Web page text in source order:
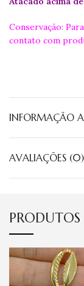
Conservação:
contato com
INFORMAÇÃO
AVALIAÇÕES (0)